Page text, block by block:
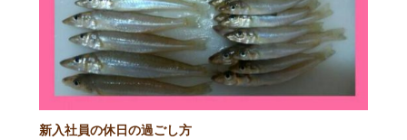
新入社員の休日の過ごし方